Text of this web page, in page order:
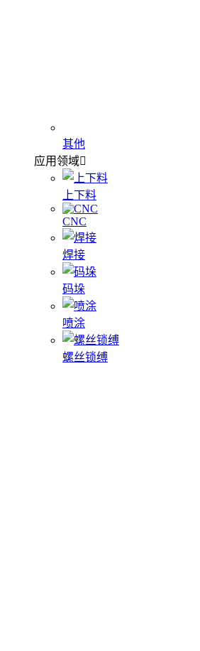
其他
应用领域
上下料
CNC
焊接
码垛
喷涂
螺丝锁缚